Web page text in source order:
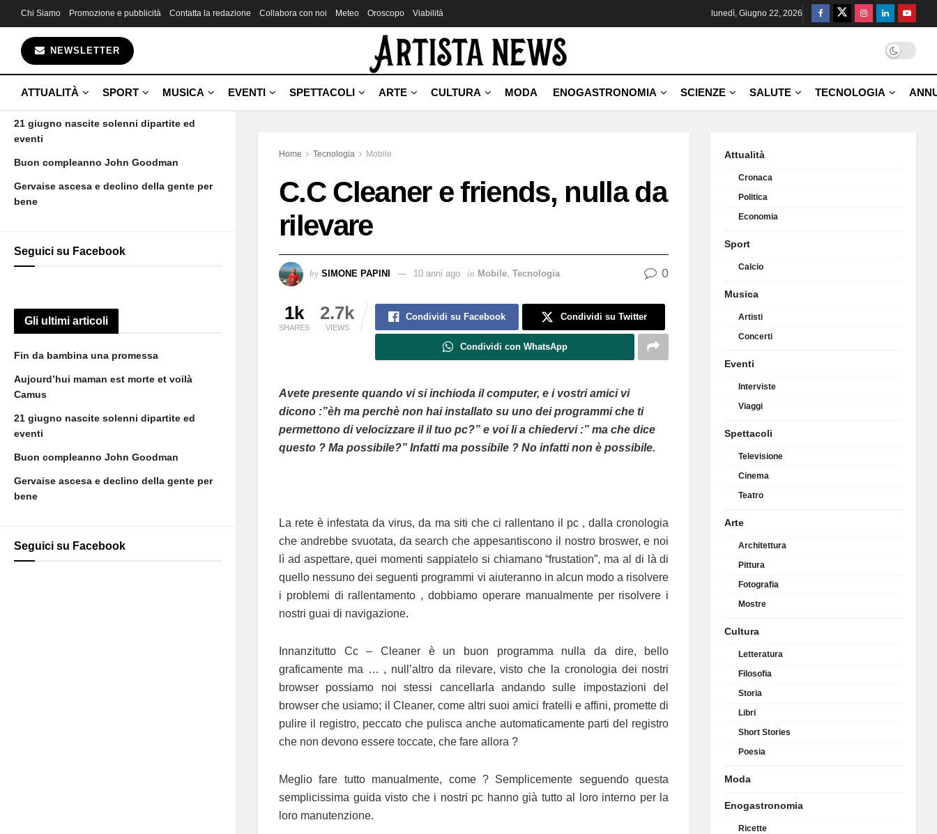
Gli ultimi articoli
Fin da bambina una promessa
Aujourd’hui maman est morte et voilà
Camus
21 giugno nascite solenni dipartite ed
eventi
Buon compleanno John Goodman
Gervaise ascesa e declino della gente per
bene
Seguici su Facebook
Gli ultimi articoli
Fin da bambina una promessa
Aujourd’hui maman est morte et voilà
Camus
21 giugno nascite solenni dipartite ed
eventi
Buon compleanno John Goodman
Gervaise ascesa e declino della gente per
bene
Seguici su Facebook
Chi Siamo Promozione e pubblicità Contatta la redazione Collabora con noi Meteo Oroscopo Viabilità lunedì, Giugno 22, 2026
NEWSLETTER
ATTUALITÀ SPORT MUSICA EVENTI SPETTACOLI ARTE CULTURA MODA ENOGASTRONOMIA SCIENZE SALUTE TECNOLOGIA
Home Tecnologia Mobile
C.C Cleaner e friends, nulla da
rilevare
by SIMONE PAPINI 10 anni ago in Mobile Tecnologia 0
1k
SHARES
2.7k
VIEWS
Condividi su Facebook Condividi su Twitter
Condividi con WhatsApp
Avete presente quando vi si inchioda il computer, e i vostri amici vi
dicono :”èh ma perchè non hai installato su uno dei programmi che ti
permettono di velocizzare il il tuo pc?” e voi li a chiedervi :” ma che dice
questo ? Ma possibile?” Infatti ma possibile ? No infatti non è possibile.
La rete è infestata da virus, da ma siti che ci rallentano il pc , dalla cronologia
che andrebbe svuotata, da search che appesantiscono il nostro broswer, e noi
lì ad aspettare, quei momenti sappiatelo si chiamano “frustation”, ma al di là di
quello nessuno dei seguenti programmi vi aiuteranno in alcun modo a risolvere
i problemi di rallentamento , dobbiamo operare manualmente per risolvere i
nostri guai di navigazione.
Innanzitutto Cc – Cleaner è un buon programma nulla da dire, bello
graficamente ma … , null’altro da rilevare, visto che la cronologia dei nostri
browser possiamo noi stessi cancellarla andando sulle impostazioni del
browser che usiamo; il Cleaner, come altri suoi amici fratelli e affini, promette di
pulire il registro, peccato che pulisca anche automaticamente parti del registro
che non devono essere toccate, che fare allora ?
Meglio fare tutto manualmente, come ? Semplicemente seguendo questa
semplicissima guida visto che i nostri pc hanno già tutto al loro interno per la
loro manutenzione.
Attualità
Cronaca
Politica
Economia
Sport
Calcio
Musica
Artisti
Concerti
Eventi
Interviste
Viaggi
Spettacoli
Televisione
Cinema
Teatro
Arte
Architettura
Pittura
Fotografia
Mostre
Cultura
Letteratura
Filosofia
Storia
Libri
Short Stories
Poesia
Moda
Enogastronomia
Ricette